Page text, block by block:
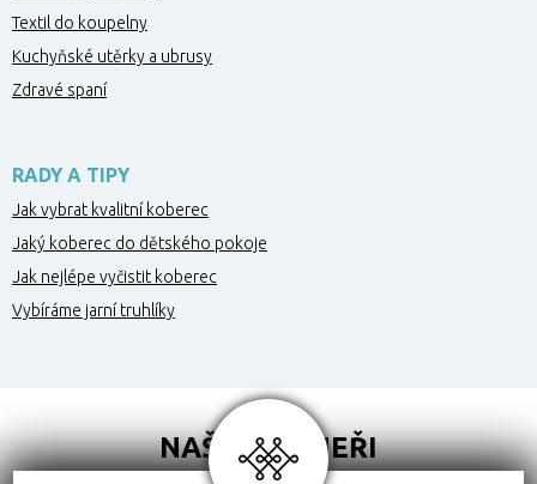
Textil do koupelny
Kuchyňské utěrky a ubrusy
Zdravé spaní
RADY A TIPY
Jak vybrat kvalitní koberec
Jaký koberec do dětského pokoje
Jak nejlépe vyčistit koberec
Vybíráme jarní truhlíky
NAŠI PARTNEŘI